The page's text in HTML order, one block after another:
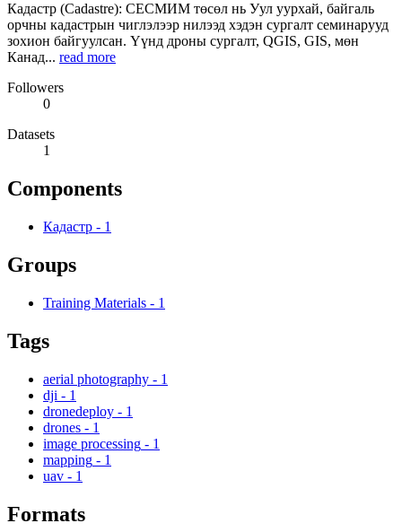
Кадастр (Cadastre): СЕСМИМ төсөл нь Уул уурхай, байгаль
орчны кадастрын чиглэлээр нилээд хэдэн сургалт семинарууд
зохион байгуулсан. Үүнд дроны сургалт, QGIS, GIS, мөн
Канад... read more
Followers
0
Datasets
1
Components
Кадастр - 1
Groups
Training Materials - 1
Tags
aerial photography - 1
dji - 1
dronedeploy - 1
drones - 1
image processing - 1
mapping - 1
uav - 1
Formats